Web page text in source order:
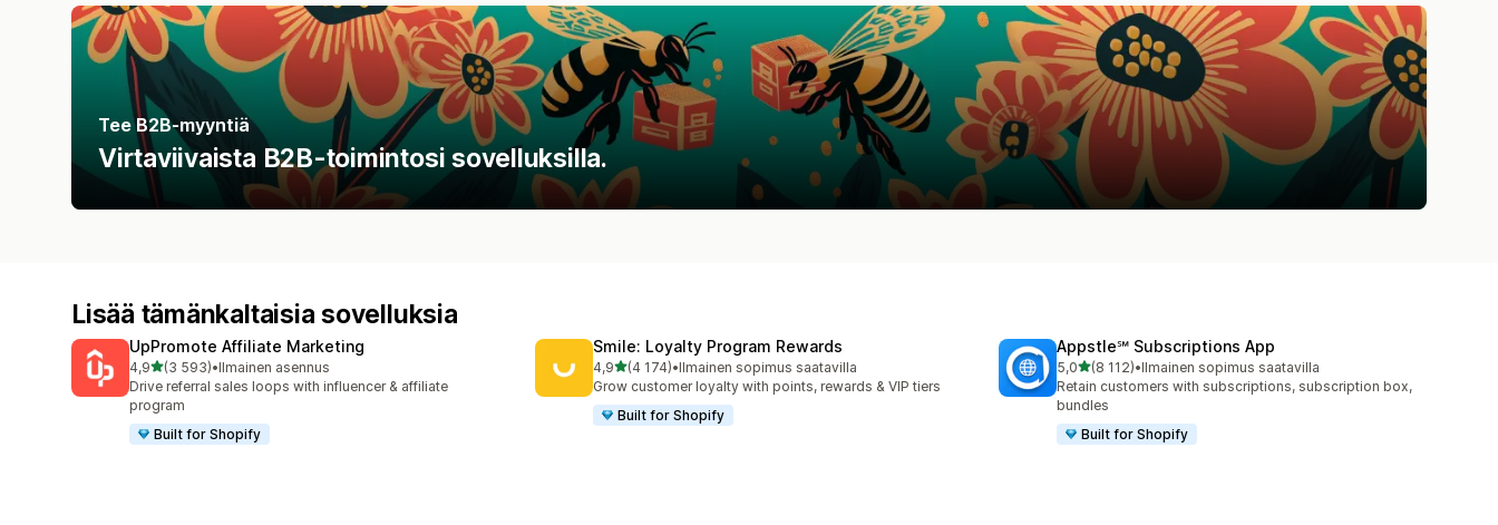
Tee B2B-myyntiä
Virtaviivaista B2B-toimintosi sovelluksilla.
Lisää tämänkaltaisia sovelluksia
UpPromote Affiliate Marketing
4,9/ 5 tähteä
(3 593)
3593 arvostelua yhteensä
•Ilmainen asennus
Drive referral sales loops with influencer & affiliate
program
Built for Shopify
Smile: Loyalty Program Rewards
4,9/ 5 tähteä
(4 174)
4174 arvostelua yhteensä
•Ilmainen sopimus saatavilla
Grow customer loyalty with points, rewards & VIP tiers
Built for Shopify
Appstle℠ Subscriptions App
5,0/ 5 tähteä
(8 112)
8112 arvostelua yhteensä
•Ilmainen sopimus saatavilla
Retain customers with subscriptions, subscription box,
bundles
Built for Shopify